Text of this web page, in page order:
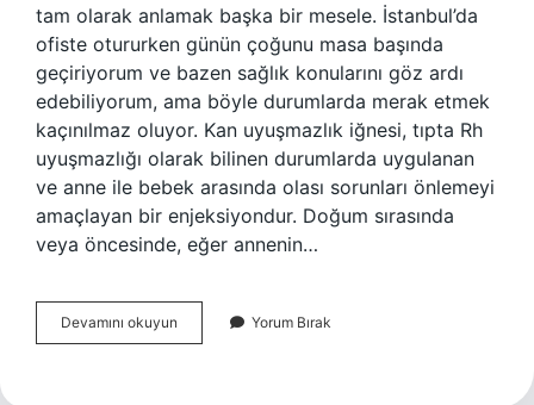
tam olarak anlamak başka bir mesele. İstanbul’da
ofiste otururken günün çoğunu masa başında
geçiriyorum ve bazen sağlık konularını göz ardı
edebiliyorum, ama böyle durumlarda merak etmek
kaçınılmaz oluyor. Kan uyuşmazlık iğnesi, tıpta Rh
uyuşmazlığı olarak bilinen durumlarda uygulanan
ve anne ile bebek arasında olası sorunları önlemeyi
amaçlayan bir enjeksiyondur. Doğum sırasında
veya öncesinde, eğer annenin…
Devamını okuyun Ferinject
kaç
Yorum Bırak